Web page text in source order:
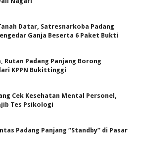
Datar, Satresnarkoba Padang
Ganja Beserta 6 Paket Bukti
Rutan Padang Panjang Borong
KPPN Bukittinggi
Cek Kesehatan Mental Personel,
Tes Psikologi
Padang Panjang “Standby” di Pasar